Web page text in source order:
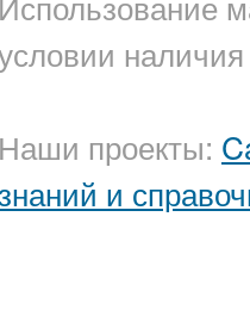
Наши проекты:
и